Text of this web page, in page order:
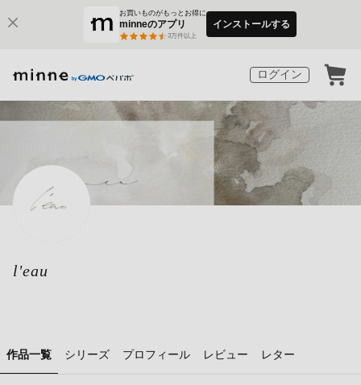
お買いものがもっとお得に
minneのアプリ
3万件以上
インストールする
ログイン
l'eau
作品一覧 シリーズ プロフィール レビュー レター